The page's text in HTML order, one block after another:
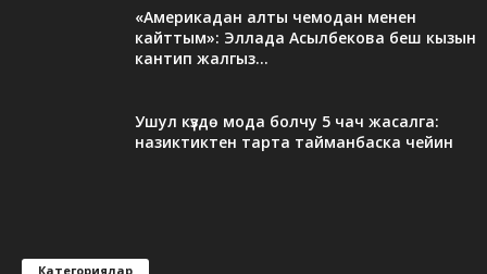
«Америкадан алты чемодан менен
кайттым»: Эллада Асылбекова беш кызын
кантип жалгыз...
Ушул күздө мода болчу 5 чач жасалга:
назиктиктен тарта тайманбаска чейин
Категориялар